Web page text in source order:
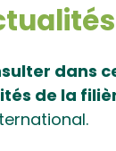
dans
de la